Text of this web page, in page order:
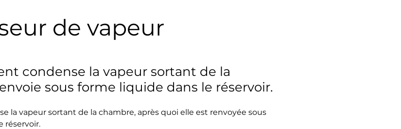
de vapeur
condense la vapeur sortant de la
sous forme liquide dans le réservoir.
la vapeur sortant de la chambre, après quoi elle est renvoyée sous
réservoir.